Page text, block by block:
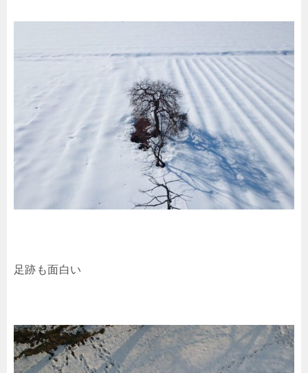
足跡も面白い